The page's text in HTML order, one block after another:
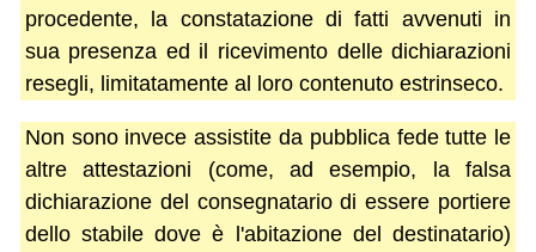
procedente, la constatazione di fatti avvenuti in
sua presenza ed il ricevimento delle dichiarazioni
resegli, limitatamente al loro contenuto estrinseco.
Non sono invece assistite da pubblica fede tutte le
altre attestazioni (come, ad esempio, la falsa
dichiarazione del consegnatario di essere portiere
dello stabile dove è l'abitazione del destinatario)